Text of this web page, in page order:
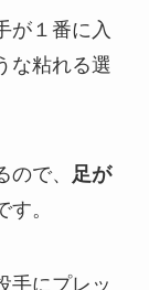
が１番に入
な粘れる選
で、 足が
。
手にプレッ